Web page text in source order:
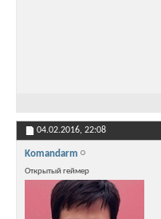
04.02.2016, 22:08
Komandarm
Открытый геймер